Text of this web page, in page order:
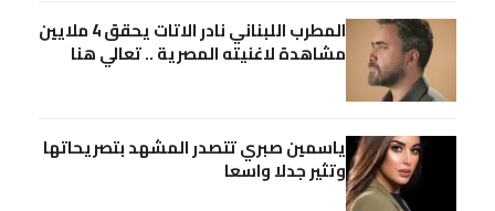
المطرب اللبناني نادر الاتات يحقق 4 ملايين
مشاهدة لاغنيته المصرية .. تعالي هنا
ياسمين صبري تتصدر المشهد بتصريحاتها
وتثير جدلا واسعا